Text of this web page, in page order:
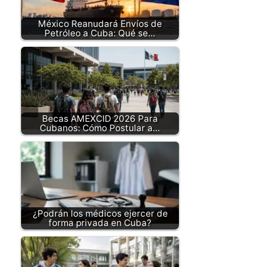
México Reanudará Envíos de
Petróleo a Cuba: Qué se…
Becas AMEXCID 2026 Para
Cubanos: Cómo Postular a…
¿Podrán los médicos ejercer de
forma privada en Cuba?